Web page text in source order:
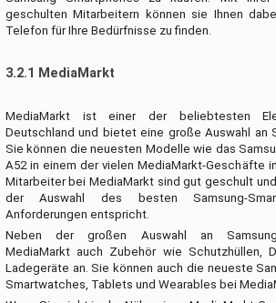
geschulten Mitarbeitern können sie Ihnen
Telefon für Ihre Bedürfnisse zu finden.
3.2.1 MediaMarkt
MediaMarkt ist einer der beliebtesten
Deutschland und bietet eine große Auswahl an
Sie können die neuesten Modelle wie das
A52 in einem der vielen MediaMarkt-Geschäfte
Mitarbeiter bei MediaMarkt sind gut geschult
der Auswahl des besten Samsung-
Anforderungen entspricht.
Neben der großen Auswahl an
MediaMarkt auch Zubehör wie Schutzhüllen,
Ladegeräte an. Sie können auch die neueste
Smartwatches, Tablets und Wearables bei